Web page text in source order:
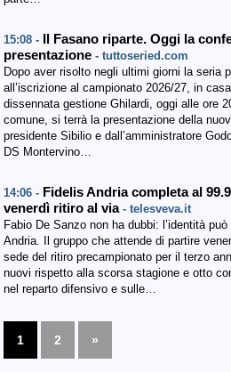
15:08 -
Il Fasano riparte. Oggi la
presentazione - tuttoseried.com
Dopo aver risolto negli ultimi giorni la seria
all’iscrizione al campionato 2026/27, in
dissennata gestione Ghilardi, oggi alle ore
comune, si terrà la presentazione della
presidente Sibilio e dall’amministratore
DS Montervino…
14:06 - Fidelis Andria completa al
venerdì ritiro al via - telesveva.it
Fabio De Sanzo non ha dubbi: l’identità
Andria. Il gruppo che attende di partire
sede del ritiro precampionato per il terzo
nuovi rispetto alla scorsa stagione e otto
nel reparto difensivo e sulle…
1 2 »